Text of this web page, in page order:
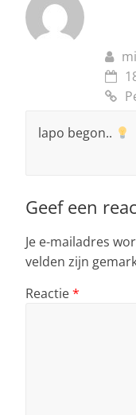
lapo begon..
Geef een
Je e-mailadres
velden zijn
Reactie*